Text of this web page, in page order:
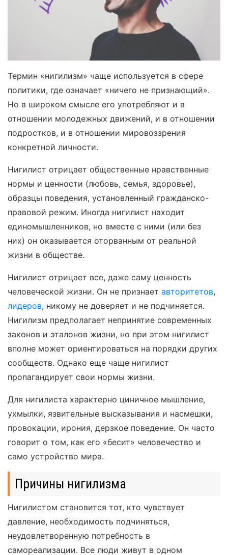
Термин «нигилизм» чаще используется в сфере
политики, где означает «ничего не признающий».
Но в широком смысле его употребляют и в
отношении молодежных движений, и в отношении
подростков, и в отношении мировоззрения
конкретной личности.
Нигилист отрицает общественные нравственные
нормы и ценности (любовь, семья, здоровье),
образцы поведения, установленный гражданско-
правовой режим. Иногда нигилист находит
единомышленников, но вместе с ними (или без
них) он оказывается оторванным от реальной
жизни в обществе.
Нигилист отрицает все, даже саму ценность
человеческой жизни. Он не признает авторитетов,
лидеров, никому не доверяет и не подчиняется.
Нигилизм предполагает непринятие современных
законов и эталонов жизни, но при этом нигилист
вполне может ориентироваться на порядки других
сообществ. Однако еще чаще нигилист
пропагандирует свои нормы жизни.
Для нигилиста характерно циничное мышление,
ухмылки, язвительные высказывания и насмешки,
провокации, ирония, дерзкое поведение. Он часто
говорит о том, как его «бесит» человечество и
само устройство мира.
Причины нигилизма
Нигилистом становится тот, кто чувствует
давление, необходимость подчиняться,
неудовлетворенную потребность в
самореализации. Все люди живут в одном